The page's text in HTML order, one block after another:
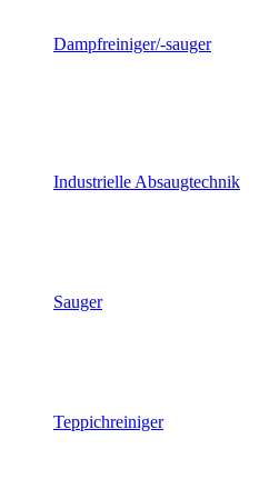
Dampfreiniger/-sauger
Industrielle Absaugtechnik
Sauger
Teppichreiniger